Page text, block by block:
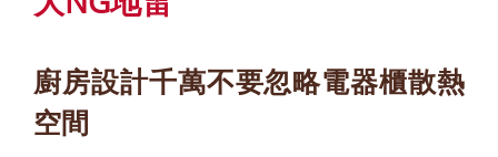
廚房設計千萬不要忽略電器櫃散熱
空間